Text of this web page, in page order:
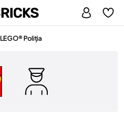
LEGO® Poliția